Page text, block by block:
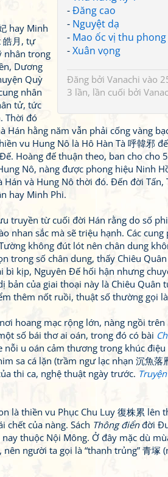
-Đăng cao
- Nguyệt dạ
- Mao ốc vị thu
-Xuân vọng
Đăng bởi Vanachi vào
3 lần, lần cuối bởi
hay Minh
皓月, tự
nhân trong
Dương
Quỳ
nhân
tử, tức
Thời đó
hằng năm vẫn phải cống vàng
vu Hung Nô là Hô Hàn Tà 呼韓邪
Hoàng đế thuận theo, ban cho cho
Nô, nàng được phong hiệu Ninh
và Hung Nô thời đó. Đến đời Tấn,
hay Minh Phi.
truyền từ cuối đời Hán rằng do số
nhan sắc mà sẽ triệu hạnh. Các
không đút lót nên chân dung
trong số chân dung, thấy Chiêu
kịp, Nguyên Đế hối hận nhưng
bản của giai thoại này là Chiêu Quân
thêm nốt ruồi, thuật số thường gọi
hoang mạc rộng lớn, nàng ngồi
số bái thơ ai oán, trong đó có bài
nỗi u oán cảm thương trong khúc
sa cá lặn (trầm ngư lạc nhạn 沉魚落
thi ca, nghệ thuật ngày trước.
là thiền vu Phục Chu Luy 復株累 lên
chết của nàng. Sách Thông điểnđời
thuộc Nội Mông. Ở đây mặc dù
người ta gọi là “thanh trủng” 青塚